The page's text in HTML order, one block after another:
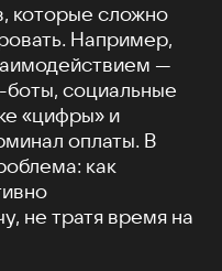
которые сложно
Например,
—
социальные
«цифры» и
оплаты. В
как
не тратя время на